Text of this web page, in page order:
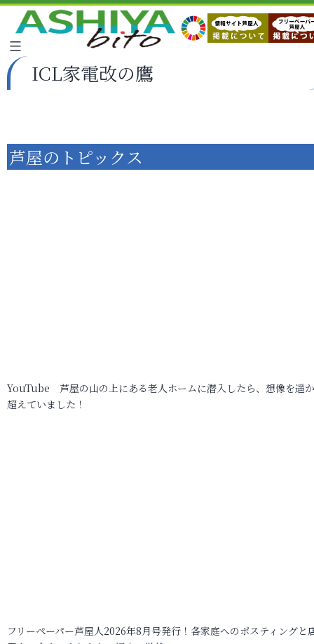
ICL家電改の鷹
芦屋のトピックス
YouTube 芦屋の山の上にある老人ホームに潜入したら、想像を遥
超えていました！
フリーペーパー芦屋人2026年8月号発行！各家庭へのポスティングと